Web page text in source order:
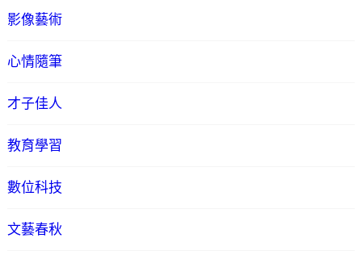
影像藝術
心情隨筆
才子佳人
教育學習
數位科技
文藝春秋